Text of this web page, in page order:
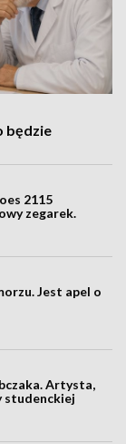
będzie
2115
zegarek.
Jest apel o
Artysta,
studenckiej